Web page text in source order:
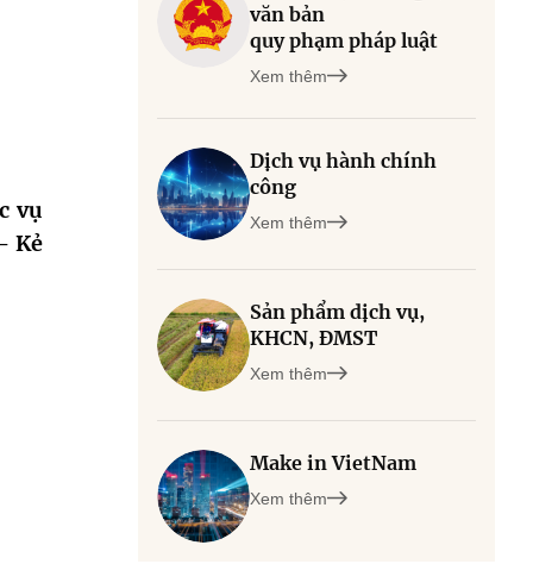
vụ
Kẻ
văn bản
quy phạm pháp luật
Xem thêm
Dịch vụ hành chính
công
Xem thêm
Sản phẩm dịch vụ,
KHCN, ĐMST
Xem thêm
Make in VietNam
Xem thêm